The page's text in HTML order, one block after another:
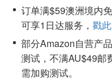
订单满$59澳洲境内
可享1日达服务， 戳此
部分Amazon自营产
测试，不满AU$49邮
需加购测试。